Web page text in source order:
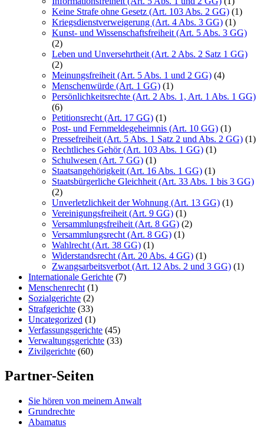
Keine Strafe ohne Gesetz (Art. 103 Abs. 2 GG) (1)
Kriegsdienstverweigerung (Art. 4 Abs. 3 GG) (1)
Kunst- und Wissenschaftsfreiheit (Art. 5 Abs. 3 GG)
(2)
Leben und Unversehrtheit (Art. 2 Abs. 2 Satz 1 GG)
(2)
Meinungsfreiheit (Art. 5 Abs. 1 und 2 GG) (4)
Menschenwürde (Art. 1 GG) (1)
Persönlichkeitsrechte (Art. 2 Abs. 1, Art. 1 Abs. 1 GG)
(6)
Petitionsrecht (Art. 17 GG) (1)
Post- und Fernmeldegeheimnis (Art. 10 GG) (1)
Pressefreiheit (Art. 5 Abs. 1 Satz 2 und Abs. 2 GG) (1)
Rechtliches Gehör (Art. 103 Abs. 1 GG) (1)
Schulwesen (Art. 7 GG) (1)
Staatsangehörigkeit (Art. 16 Abs. 1 GG) (1)
Staatsbürgerliche Gleichheit (Art. 33 Abs. 1 bis 3 GG)
(2)
Unverletzlichkeit der Wohnung (Art. 13 GG) (1)
Vereinigungsfreiheit (Art. 9 GG) (1)
Versammlungsfreiheit (Art. 8 GG) (2)
Versammlungsrecht (Art. 8 GG) (1)
Wahlrecht (Art. 38 GG) (1)
Widerstandsrecht (Art. 20 Abs. 4 GG) (1)
Zwangsarbeitsverbot (Art. 12 Abs. 2 und 3 GG) (1)
Internationale Gerichte (7)
Menschenrecht (1)
Sozialgerichte (2)
Strafgerichte (33)
Uncategorized (1)
Verfassungsgerichte (45)
Verwaltungsgerichte (33)
Zivilgerichte (60)
Partner-Seiten
Sie hören von meinem Anwalt
Grundrechte
Abamatus